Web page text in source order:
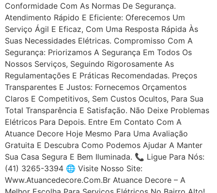
Conformidade Com As Normas De Segurança.
Atendimento Rápido E Eficiente: Oferecemos Um
Serviço Ágil E Eficaz, Com Uma Resposta Rápida Às
Suas Necessidades Elétricas. Compromisso Com A
Segurança: Priorizamos A Segurança Em Todos Os
Nossos Serviços, Seguindo Rigorosamente As
Regulamentações E Práticas Recomendadas. Preços
Transparentes E Justos: Fornecemos Orçamentos
Claros E Competitivos, Sem Custos Ocultos, Para Sua
Total Transparência E Satisfação. Não Deixe Problemas
Elétricos Para Depois. Entre Em Contato Com A
Atuance Decore Hoje Mesmo Para Uma Avaliação
Gratuita E Descubra Como Podemos Ajudar A Manter
Sua Casa Segura E Bem Iluminada. 📞 Ligue Para Nós:
(41) 3265-3394 🌐 Visite Nosso Site:
Www.atuancedecore.com.br Atuance Decore – A